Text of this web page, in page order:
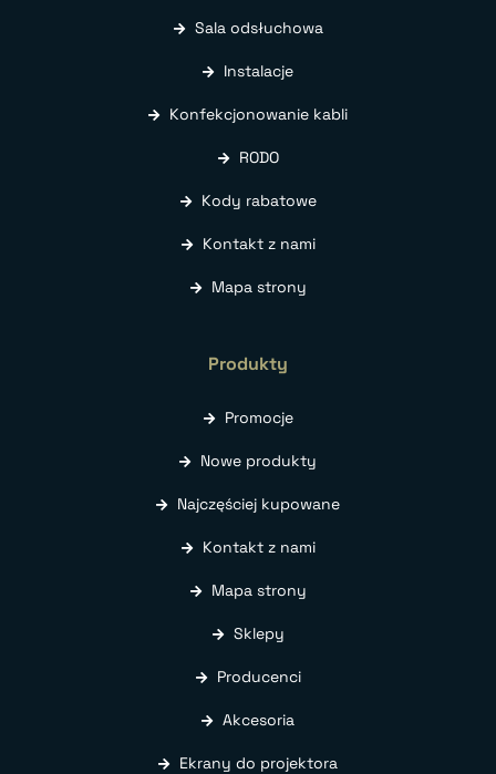
Sala odsłuchowa
Instalacje
Konfekcjonowanie kabli
RODO
Kody rabatowe
Kontakt z nami
Mapa strony
Produkty
Promocje
Nowe produkty
Najczęściej kupowane
Kontakt z nami
Mapa strony
Sklepy
Producenci
Akcesoria
Ekrany do projektora